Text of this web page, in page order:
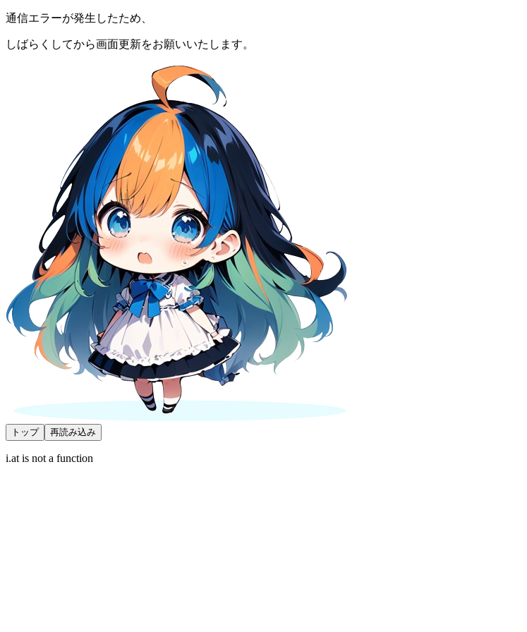
通信エラーが発生したため、
しばらくしてから画面更新をお願いいたします。
トップ 再読み込み
i.at is not a function